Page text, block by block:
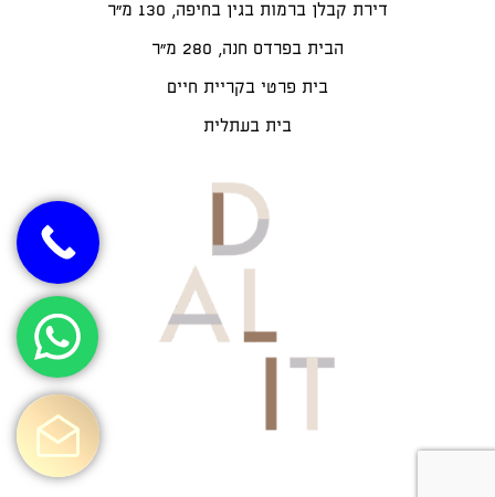
דירת קבלן ברמות בגין בחיפה, 130 מ"ר
הבית בפרדס חנה, 280 מ״ר
בית פרטי בקריית חיים
בית בעתלית